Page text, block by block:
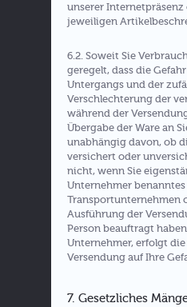
unserer Internetpräsenz
jeweiligen
6.2. Soweit Sie
geregelt, dass die
Untergangs und der
Verschlechterung der
während der
Übergabe der Ware an
unabhängig davon, ob
versichert oder
nicht, wenn Sie
Unternehmer benanntes
Transportunternehmen
Ausführung der
Person beauftragt
Unternehmer, erfolgt
Versendung auf Ihre
7. Gesetzliches